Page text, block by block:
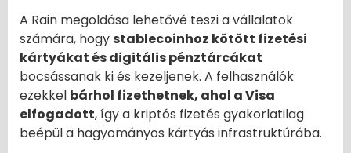
A Rain megoldása lehetővé teszi a vállalatok
számára, hogystablecoinhoz kötött fizetési
kártyákat és digitális pénztárcákat
bocsássanak ki és kezeljenek. A felhasználók
ezekkel bárhol fizethetnek, ahol a Visa
elfogadott, így a kriptós fizetés gyakorlatilag
beépül a hagyományos kártyás infrastruktúrába.